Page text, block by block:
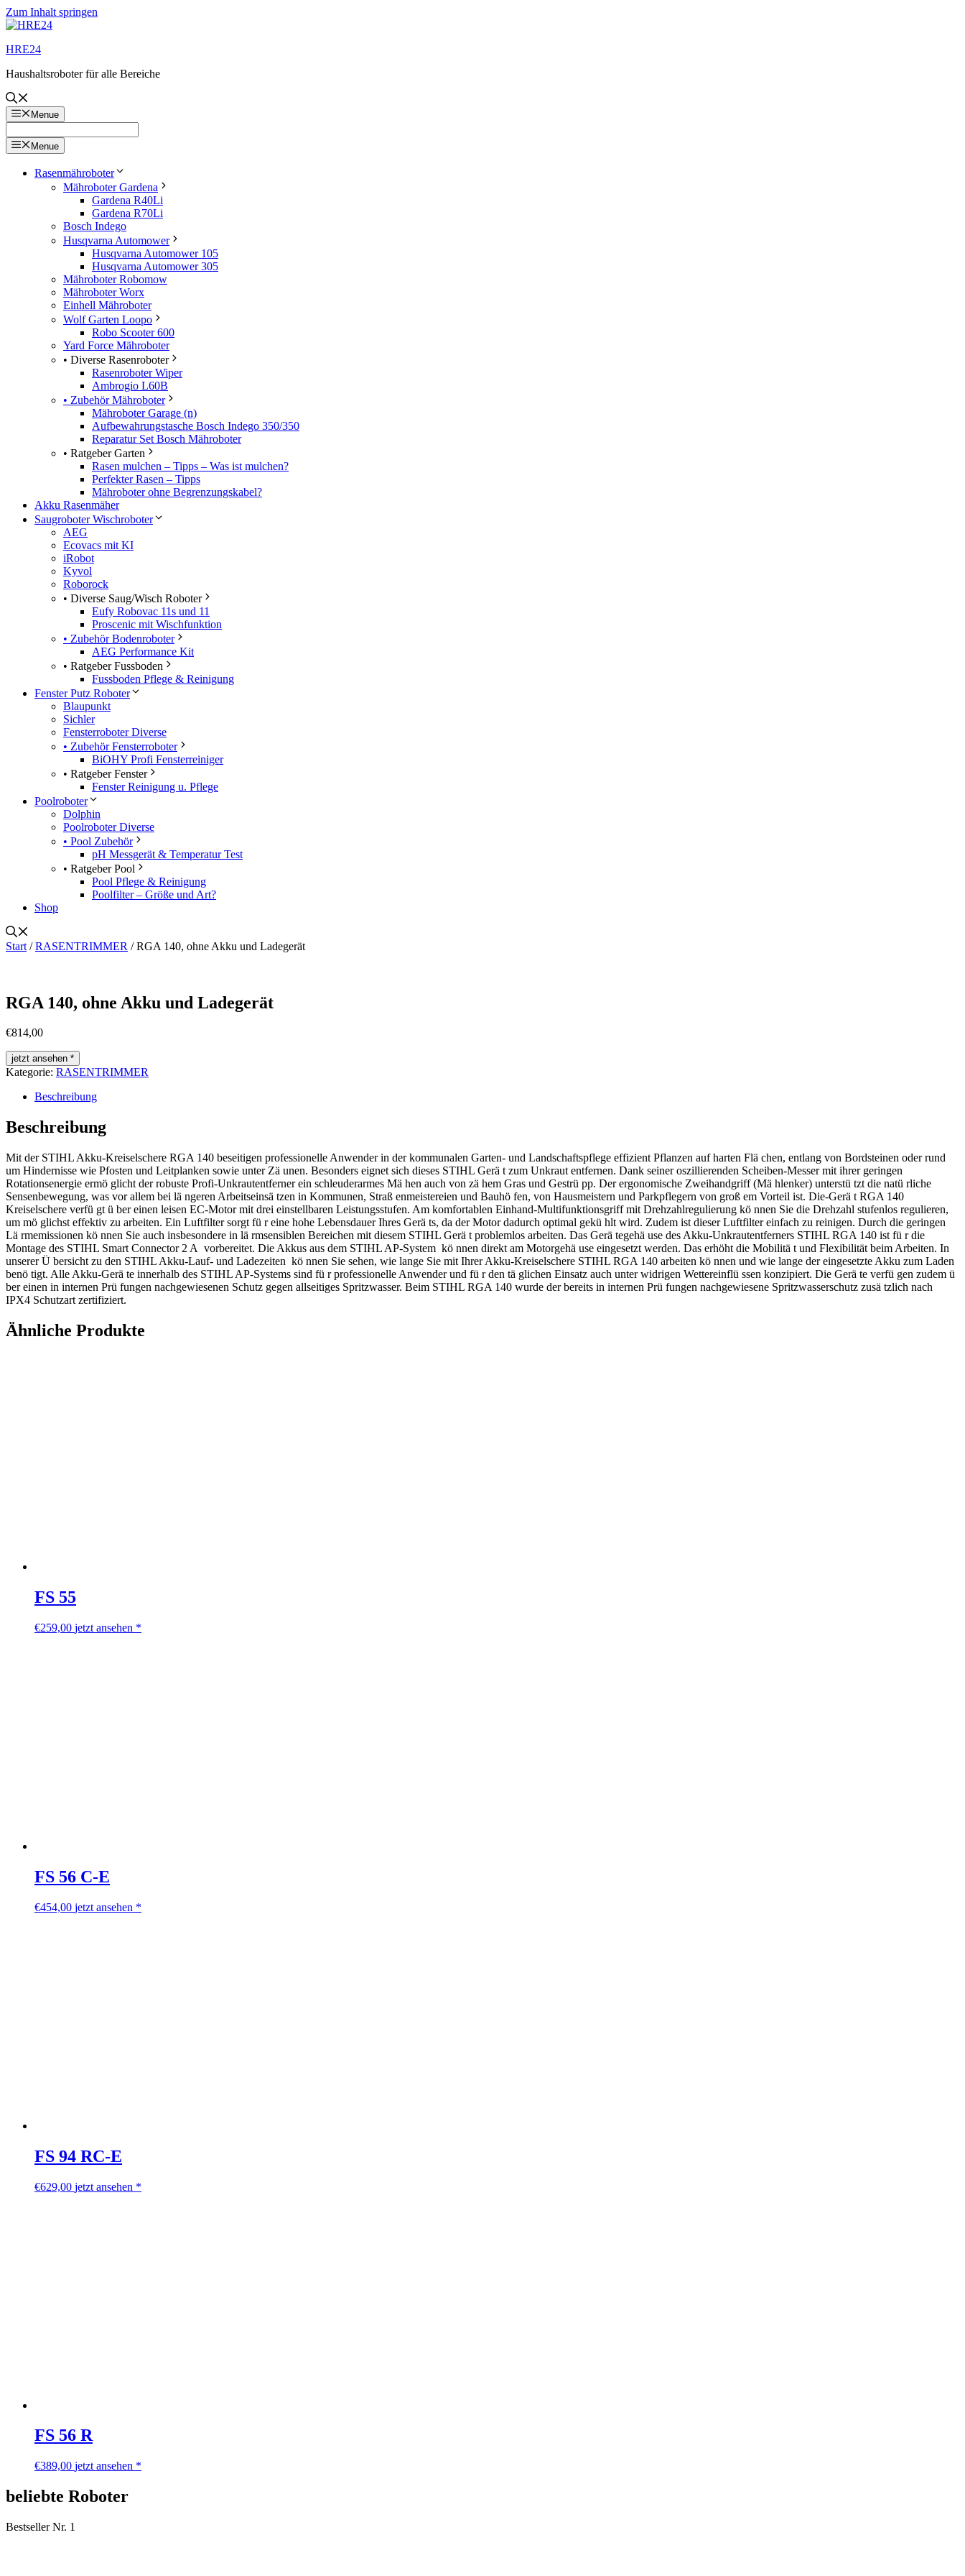
Zum Inhalt springen
HRE24
Haushaltsroboter für alle Bereiche
Menue
Menue
Rasenmähroboter
Mähroboter Gardena
Gardena R40Li
Gardena R70Li
Bosch Indego
Husqvarna Automower
Husqvarna Automower 105
Husqvarna Automower 305
Mähroboter Robomow
Mähroboter Worx
Einhell Mähroboter
Wolf Garten Loopo
Robo Scooter 600
Yard Force Mähroboter
• Diverse Rasenroboter
Rasenroboter Wiper
Ambrogio L60B
• Zubehör Mähroboter
Mähroboter Garage (n)
Aufbewahrungstasche Bosch Indego 350/350
Reparatur Set Bosch Mähroboter
• Ratgeber Garten
Rasen mulchen – Tipps – Was ist mulchen?
Perfekter Rasen – Tipps
Mähroboter ohne Begrenzungskabel?
Akku Rasenmäher
Saugroboter Wischroboter
AEG
Ecovacs mit KI
iRobot
Kyvol
Roborock
• Diverse Saug/Wisch Roboter
Eufy Robovac 11s und 11
Proscenic mit Wischfunktion
• Zubehör Bodenroboter
AEG Performance Kit
• Ratgeber Fussboden
Fussboden Pflege & Reinigung
Fenster Putz Roboter
Blaupunkt
Sichler
Fensterroboter Diverse
• Zubehör Fensterroboter
BiOHY Profi Fensterreiniger
• Ratgeber Fenster
Fenster Reinigung u. Pflege
Poolroboter
Dolphin
Poolroboter Diverse
• Pool Zubehör
pH Messgerät & Temperatur Test
• Ratgeber Pool
Pool Pflege & Reinigung
Poolfilter – Größe und Art?
Shop
Start /RASENTRIMMER / RGA 140, ohne Akku und Ladegerät
RGA 140, ohne Akku und Ladegerät
€814,00
jetzt ansehen *
Kategorie: RASENTRIMMER
Beschreibung
Beschreibung
Mit der STIHL Akku-Kreiselschere RGA 140 beseitigen professionelle Anwender in der kommunalen Garten- und Landschaftspflege effizient Pflanzen auf harten Flä chen, entlang von Bordsteinen oder rund
um Hindernisse wie Pfosten und Leitplanken sowie unter Zä unen. Besonders eignet sich dieses STIHL Gerä t zum Unkraut entfernen. Dank seiner oszillierenden Scheiben-Messer mit ihrer geringen
Rotationsenergie ermö glicht der robuste Profi-Unkrautentferner ein schleuderarmes Mä hen auch von zä hem Gras und Gestrü pp. Der ergonomische Zweihandgriff (Mä hlenker) unterstü tzt die natü rliche
Sensenbewegung, was vor allem bei lä ngeren Arbeitseinsä tzen in Kommunen, Straß enmeistereien und Bauhö fen, von Hausmeistern und Parkpflegern von groß em Vorteil ist. Die-Gerä t RGA 140
Kreiselschere verfü gt ü ber einen leisen EC-Motor mit drei einstellbaren Leistungsstufen. Am komfortablen Einhand-Multifunktionsgriff mit Drehzahlregulierung kö nnen Sie die Drehzahl stufenlos regulieren,
um mö glichst effektiv zu arbeiten. Ein Luftfilter sorgt fü r eine hohe Lebensdauer Ihres Gerä ts, da der Motor dadurch optimal gekü hlt wird. Zudem ist dieser Luftfilter einfach zu reinigen. Durch die geringen
Lä rmemissionen kö nnen Sie auch insbesondere in lä rmsensiblen Bereichen mit diesem STIHL Gerä t problemlos arbeiten. Das Gerä tegehä use des Akku-Unkrautentferners STIHL RGA 140 ist fü r die
Montage des STIHL Smart Connector 2 A vorbereitet. Die Akkus aus dem STIHL AP-System kö nnen direkt am Motorgehä use eingesetzt werden. Das erhöht die Mobilitä t und Flexibilität beim Arbeiten. In
unserer Ü bersicht zu den STIHL Akku-Lauf- und Ladezeiten kö nnen Sie sehen, wie lange Sie mit Ihrer Akku-Kreiselschere STIHL RGA 140 arbeiten kö nnen und wie lange der eingesetzte Akku zum Laden
benö tigt. Alle Akku-Gerä te innerhalb des STIHL AP-Systems sind fü r professionelle Anwender und fü r den tä glichen Einsatz auch unter widrigen Wettereinflü ssen konzipiert. Die Gerä te verfü gen zudem ü
ber einen in internen Prü fungen nachgewiesenen Schutz gegen allseitiges Spritzwasser. Beim STIHL RGA 140 wurde der bereits in internen Prü fungen nachgewiesene Spritzwasserschutz zusä tzlich nach
IPX4 Schutzart zertifiziert.
Ähnliche Produkte
FS 55
€259,00 jetzt ansehen *
FS 56 C-E
€454,00 jetzt ansehen *
FS 94 RC-E
€629,00 jetzt ansehen *
FS 56 R
€389,00 jetzt ansehen *
beliebte Roboter
Bestseller Nr. 1